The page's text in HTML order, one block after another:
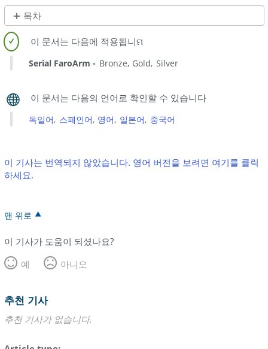
PDF
로
저
장
목차
제
목
없
음
Serial FaroArm Bronze Gold Silver
독일어 스페인어 영어 일본어 중국어
이 기사는 번역되지 않았습니다. 영어 버전을 보려면 여기를 클릭
하세요.
맨 위로
이 기사가 도움이 되셨나요?
예
아니오
추천 기사
추천 기사가 없습니다.